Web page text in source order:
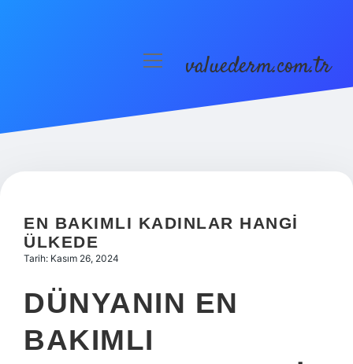
menüyüvaluederm.com.tr
EN BAKIMLI KADINLAR HANGI
ÜLKEDE
Tarih: Kasım 26, 2024
DÜNYANIN EN
BAKIMLI